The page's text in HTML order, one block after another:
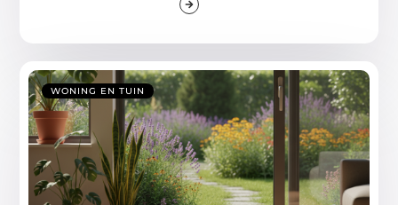
WONING EN TUIN